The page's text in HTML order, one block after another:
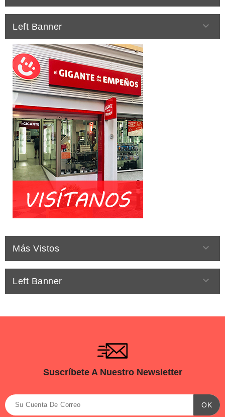
Left Banner 
Más Vistos 
Left Banner 
Suscríbete A Nuestro Newsletter